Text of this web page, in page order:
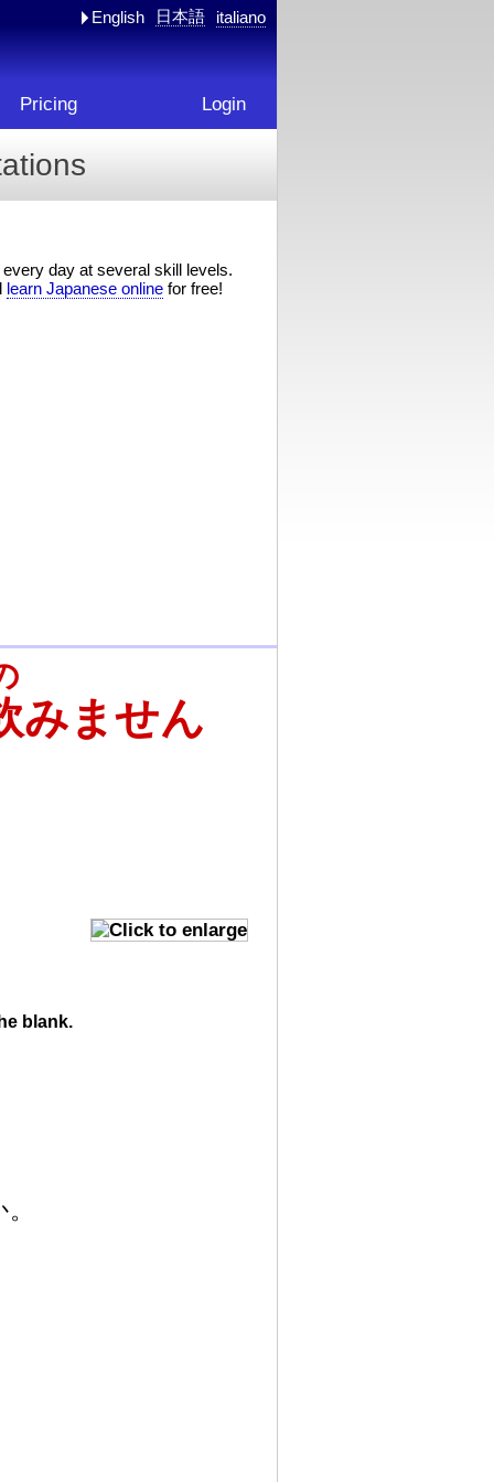
English 日本語 italiano
Pricing Login
day at several skill levels.
learn Japanese online for free!
みません
blank.
。